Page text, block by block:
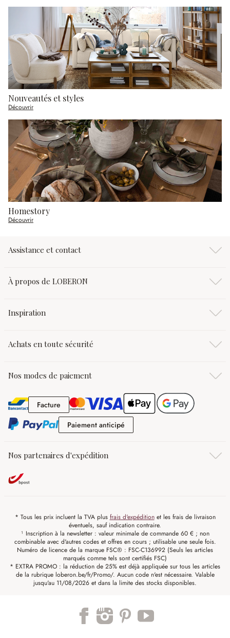
Nouveautés et styles
Découvrir
Homestory
Découvrir
Assistance et contact
À propos de LOBERON
Inspiration
Achats en toute sécurité
Nos modes de paiement
FactureFacture
Paiement anticipé
Nos partenaires d'expédition
* Tous les prix incluent la TVA plus frais d'expéditionet les frais de livraison
éventuels, sauf indication contraire.
¹ Inscription à la newsletter : valeur minimale de commande 60 € ; non
combinable avec d'autres codes et offres en cours ; utilisable une seule fois.
Numéro de licence de la marque FSC® : FSC-C136992 (Seuls les articles
marqués comme tels sont certifiés FSC)
* EXTRA PROMO : la réduction de 25% est déjà appliquée sur tous les articles
de la rubrique loberon.be/fr/Promo/. Aucun code n'est nécessaire. Valable
jusqu'au 11/08/2026 et dans la limite des stocks disponibles.